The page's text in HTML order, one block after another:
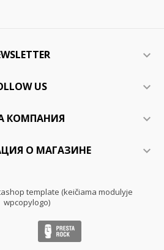

US 
КОМПАНИЯ 
О МАГАЗИНЕ 
template (keičiama modulyje
wpcopylogo)